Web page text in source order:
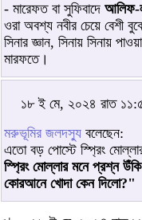
- মারেফত বা সুফিবাদে আলিফ-
ওরা অবশ্য নবীর চেয়ে বেশী
সিনার জ্ঞান, সিনায় সিনায়
মারফতে।
১৮ ই মে, ২০২৪ রাত
মরুভূমির জলদস্যু বলেছেন:
এতো বড় পোস্টে স্প্রিং
স্প্রিং মোল্লার মনে প্রশ্ন
কোরআনে খোদা কেন দিলো?"